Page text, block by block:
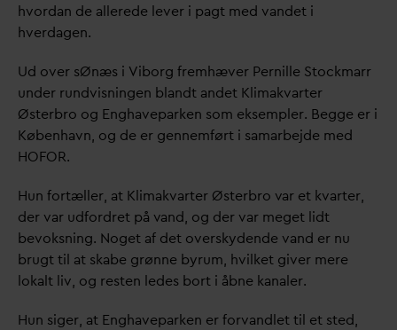
hvordan de allerede lever i pagt med vandet i
hverdagen.
Ud over sØnæs i Viborg fremhæver Pernille Stockmarr
under rundvisningen blandt andet Klimakvarter
Østerbro og Enghaveparken som eksempler. Begge er i
København, og de er gennemført i samarbejde med
HOFOR.
Hun fortæller, at Klimakvarter Østerbro var et kvarter,
der var udfordret på vand, og der var meget lidt
bevoksning. Noget af det overskydende vand er nu
brugt til at skabe grønne byrum, hvilket giver mere
lokalt liv, og resten ledes bort i åbne kanaler.
Hun siger, at Enghaveparken er forvandlet til et sted,